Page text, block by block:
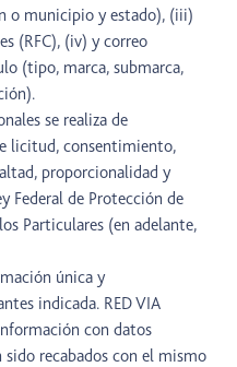
o municipio y estado), (iii)
(RFC), (iv) y correo
(tipo, marca, submarca,
se realiza de
licitud, consentimiento,
proporcionalidad y
Federal de Protección de
Particulares (en adelante,
única y
indicada. RED VIA
con datos
recabados con el mismo